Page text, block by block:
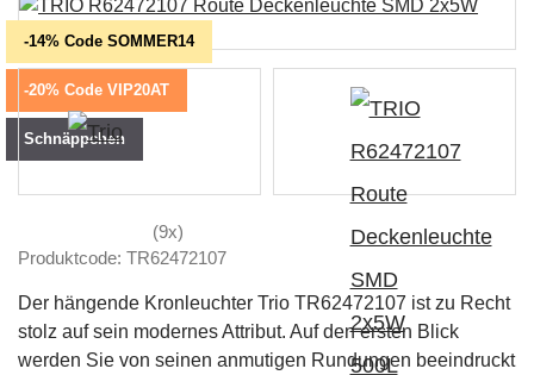
-14% Code SOMMER14
-20% Code VIP20AT
Schnäppchen
(9x)
Produktcode: TR62472107
Der hängende Kronleuchter Trio TR62472107 ist zu Recht
stolz auf sein modernes Attribut. Auf den ersten Blick
werden Sie von seinen anmutigen Rundungen beeindruckt